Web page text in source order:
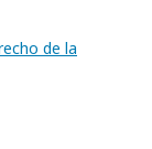
de la